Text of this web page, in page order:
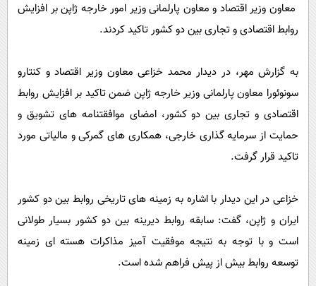
مجله تصویری سلاح
ورزش
سرگرمی
فناوری
گوناگون
سلامت
فرهنگی
خواندنی ها و دیدنی ها
پیامک
روانشناسی
آشپزی
آموزش زبان
معاون وزیر اقتصاد و معاون پارلمانی وزیر امور خارجه ژاپن بر افزایش
روابط اقتصادی و تجاری بین دو کشور تاکید کردند.
به گزارش مهر، در دیدار محمد خزاعی معاون وزیر اقتصاد و کنتارو
سونوئورا معاون پارلمانی وزیر خارجه ژاپن ضمن تاکید بر افزایش روابط
اقتصادی و تجاری بین دو کشور، امضای موافقتنامه های تشویق و
حمایت از سرمایه گذاری خارجی، همکاری های گمرکی و مالیاتی مورد
تاکید قرار گرفت.
خزاعی در این دیدار با اشاره به زمینه های تاریخی روابط بین دو کشور
ایران و ژاپن، گفت: سابقه روابط دیرینه بین دو کشور بسیار طولانی
است و با توجه به نتیجه موفقیت آمیز مذاکرات هسته ای زمینه
توسعه روابط بیش از پیش فراهم شده است.